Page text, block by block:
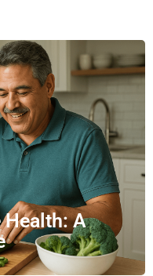
Health: A